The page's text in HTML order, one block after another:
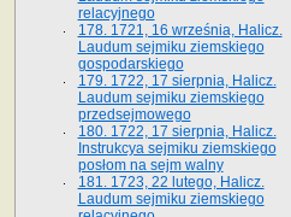
relacyjnego
178. 1721, 16 września, Halicz.
Laudum sejmiku ziemskiego
gospodarskiego
179. 1722, 17 sierpnia, Halicz.
Laudum sejmiku ziemskiego
przedsejmowego
180. 1722, 17 sierpnia, Halicz.
Instrukcya sejmiku ziemskiego
posłom na sejm walny
181. 1723, 22 lutego, Halicz.
Laudum sejmiku ziemskiego